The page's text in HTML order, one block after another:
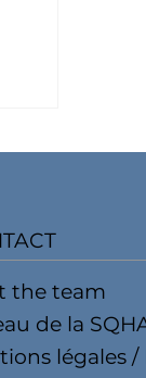
the team
de la
légales